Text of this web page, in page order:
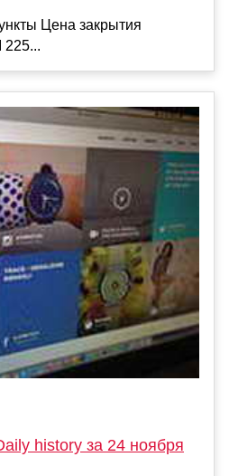
Цена закрытия
225...
history за 24 ноября